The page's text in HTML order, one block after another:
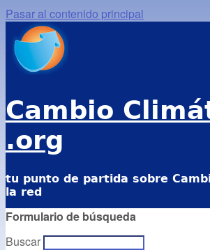
Pasar al contenido principal
Cambio
.org
tu punto de partida sobre
la red
Formulario de búsqueda
Buscar